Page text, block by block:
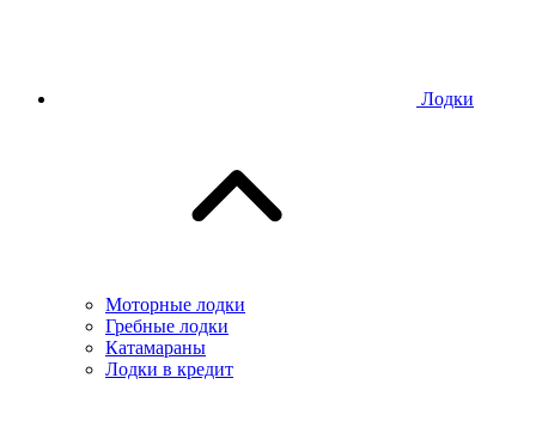
Лодки
Моторные лодки
Гребные лодки
Катамараны
Лодки в кредит